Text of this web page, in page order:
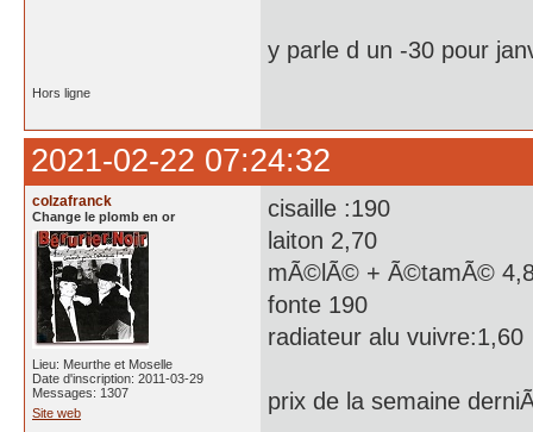
y parle d un -30 pour
Hors ligne
2021-02-22 07:24:32
colzafranck
Change le plomb en or
Lieu: Meurthe et Moselle
Date d'inscription: 2011-03-29
Messages: 1307
Site web
cisaille :190
laiton 2,70
mÃ©lÃ© + Ã©tamÃ©
fonte 190
radiateur alu vuivre:1,60
prix de la semaine